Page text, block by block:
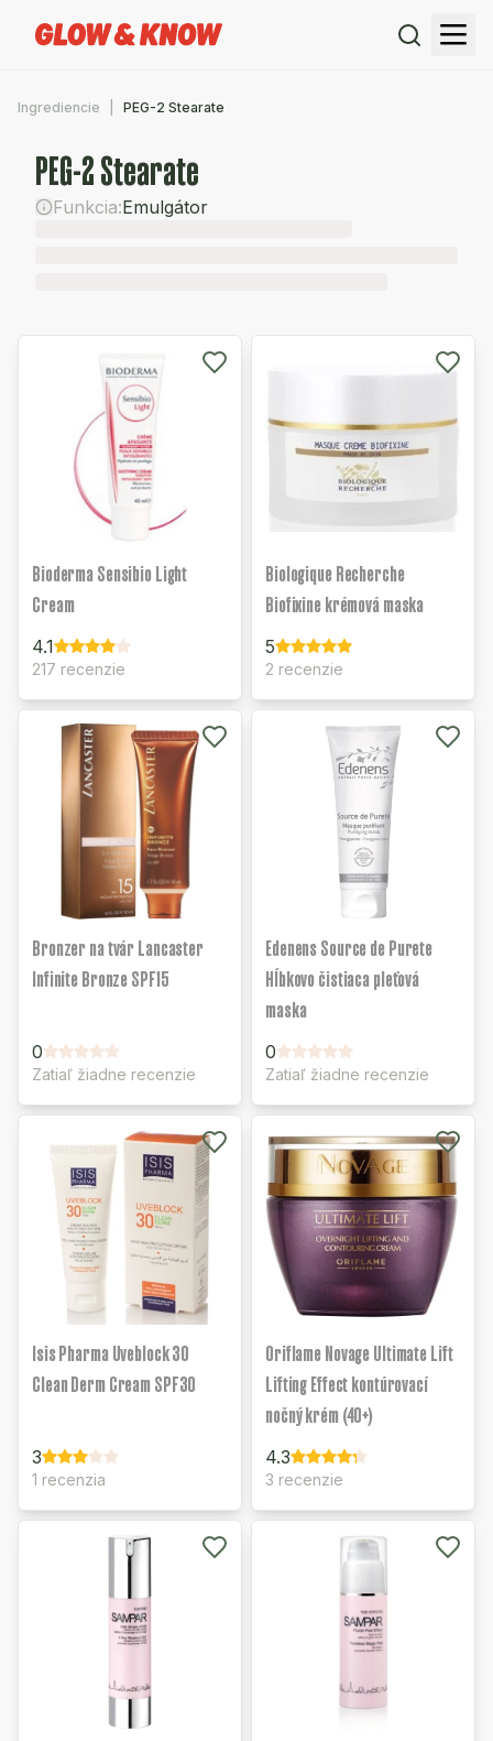
Ingrediencie PEG-2 Stearate
PEG-2 Stearate
Funkcia:Emulgátor
Bioderma Sensibio Light
Cream
4.1
217 recenzie
Biologique Recherche
Biofixine krémová maska
5
2 recenzie
Bronzer na tvár Lancaster
Infinite Bronze SPF15
0
Zatiaľ žiadne recenzie
Edenens Source de Purete
Hĺbkovo čistiaca pleťová
maska
0
Zatiaľ žiadne recenzie
Isis Pharma Uveblock 30
Clean Derm Cream SPF30
3
1 recenzia
Oriflame Novage Ultimate Lift
Lifting Effect kontúrovací
nočný krém (40+)
4.3
3 recenzie